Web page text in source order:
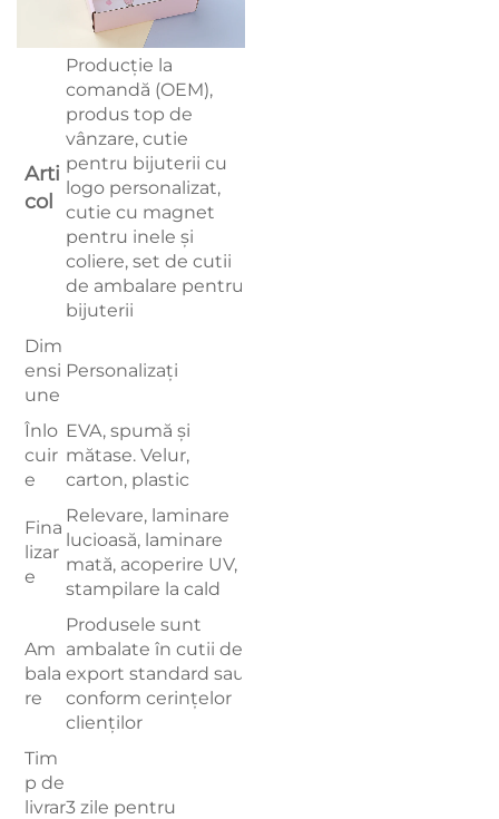
Arti
col
Producție la
comandă (OEM),
produs top de
vânzare, cutie
pentru bijuterii cu
logo personalizat,
cutie cu magnet
pentru inele și
coliere, set de cutii
de ambalare pentru
bijuterii
Dim
ensi
une
Personalizați
Înlo
cuir
e
EVA, spumă și
mătase. Velur,
carton, plastic
Fina
lizar
e
Relevare, laminare
lucioasă, laminare
mată, acoperire UV,
stampilare la cald
Am
bala
re
Produsele sunt
ambalate în cutii de
export standard sau
conform cerințelor
clienților
Tim
p de
livrar3 zile pentru